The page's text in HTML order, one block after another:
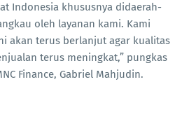
Indonesia khususnya didaerah-
oleh layanan kami. Kami
akan terus berlanjut agar kualitas
terus meningkat,” pungkas
Finance, Gabriel Mahjudin.